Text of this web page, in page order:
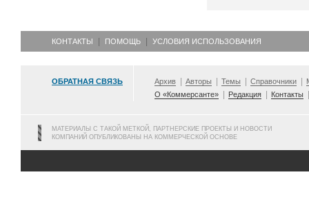
КОНТАКТЫ ПОМОЩЬ УСЛОВИЯ ИСПОЛЬЗОВАНИЯ
ОБРАТНАЯ СВЯЗЬ Архив Авторы Темы Справочники
О «Коммерсанте»
Редакция Контакты
МАТЕРИАЛЫ С ТАКОЙ МЕТКОЙ, ПАРТНЕРСКИЕ ПРОЕКТЫ И НОВОСТИ
КОМПАНИЙ ОПУБЛИКОВАНЫ НА КОММЕРЧЕСКОЙ ОСНОВЕ